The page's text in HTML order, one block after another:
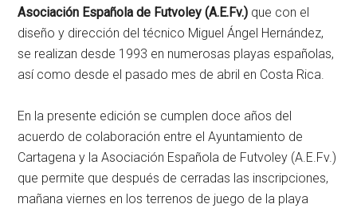
Asociación Española de Futvoley (A.E.Fv.) que con el
diseño y dirección del técnico Miguel Ángel Hernández,
se realizan desde 1993 en numerosas playas españolas,
así como desde el pasado mes de abril en Costa Rica.
En la presente edición se cumplen doce años del
acuerdo de colaboración entre el Ayuntamiento de
Cartagena y la Asociación Española de Futvoley (A.E.Fv.)
que permite que después de cerradas las inscripciones,
mañana viernes en los terrenos de juego de la playa